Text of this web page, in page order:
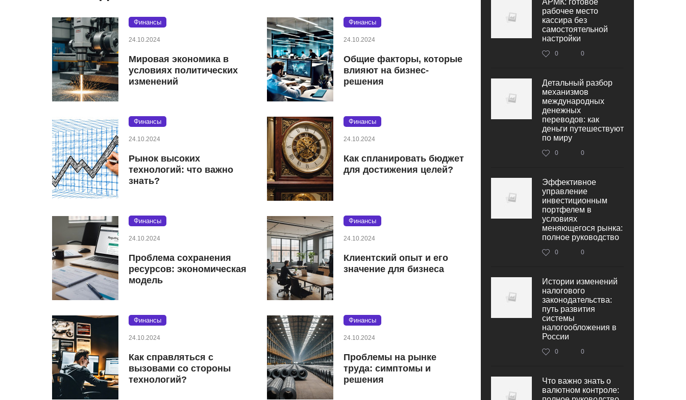
Финансы
24.10.2024
Мировая экономика в
условиях политических
изменений
Финансы
24.10.2024
Общие факторы, которые
влияют на бизнес-
решения
Финансы
24.10.2024
Рынок высоких
технологий: что важно
знать?
Финансы
24.10.2024
Как спланировать бюджет
для достижения целей?
Финансы
24.10.2024
Проблема сохранения
ресурсов: экономическая
модель
Финансы
24.10.2024
Клиентский опыт и его
значение для бизнеса
Финансы
24.10.2024
Как справляться с
вызовами со стороны
технологий?
Финансы
24.10.2024
Проблемы на рынке
труда: симптомы и
решения
рабочее место
кассира без
самостоятельной
настройки
0 0
Детальный разбор
механизмов
международных
денежных
переводов: как
деньги путешествуют
по миру
0 0
Эффективное
управление
инвестиционным
портфелем в
условиях
меняющегося рынка:
полное руководство
0 0
Истории изменений
налогового
законодательства:
путь развития
системы
налогообложения в
России
0 0
Что важно знать о
валютном контроле: